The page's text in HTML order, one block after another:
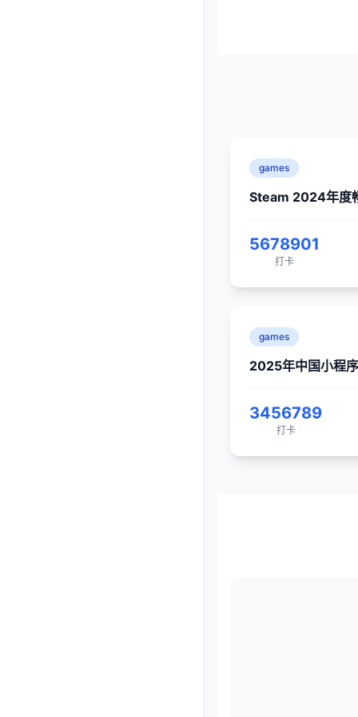
games
Steam 2024年度
5678901
打卡
games
2025年中国小程
3456789
打卡